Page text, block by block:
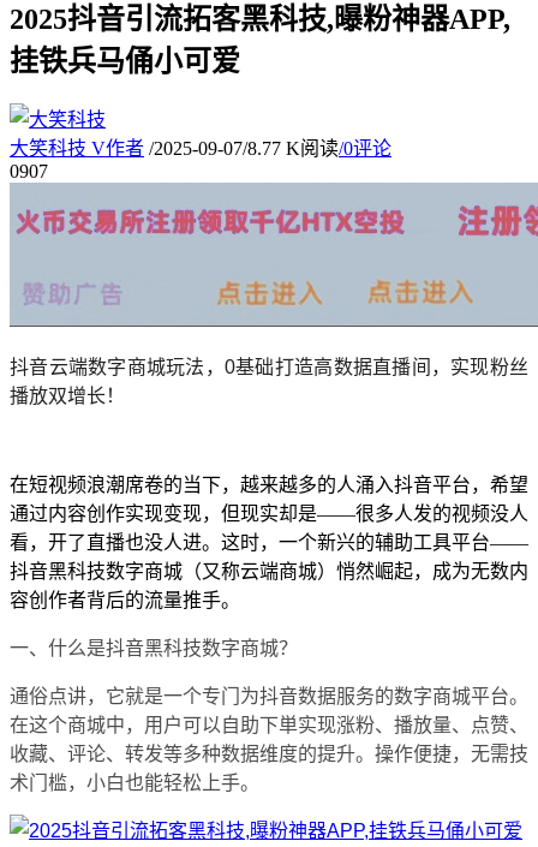
2025抖音引流拓客黑科技,曝粉神器APP,
挂铁兵马俑小可爱
大笑科技 V作者 /2025-09-07/8.77 K阅读/0评论
0907
抖音云端数字商城玩法，0基础打造高数据直播间，实现粉丝
播放双增长！
在短视频浪潮席卷的当下，越来越多的人涌入抖音平台，希望
通过内容创作实现变现，但现实却是——很多人发的视频没人
看，开了直播也没人进。这时，一个新兴的辅助工具平台——
抖音黑科技数字商城（又称云端商城）悄然崛起，成为无数内
容创作者背后的流量推手。
一、什么是抖音黑科技数字商城？
通俗点讲，它就是一个专门为抖音数据服务的数字商城平台。
在这个商城中，用户可以自助下単实现涨粉、播放量、点赞、
收藏、评论、转发等多种数据维度的提升。操作便捷，无需技
术门槛，小白也能轻松上手。